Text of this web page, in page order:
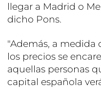
llegar a Madrid o
dicho Pons.
"Además, a medida
los precios se
aquellas personas
capital española